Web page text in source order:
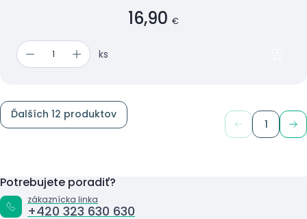
16,90 €
ks
Ďalších 12 produktov
1
Potrebujete poradiť?
zákaznícka linka
+420 323 630 630